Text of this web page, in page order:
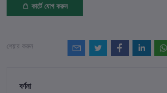
কার্টে যোগ করুন
শেয়ার করুন
বর্ণনা